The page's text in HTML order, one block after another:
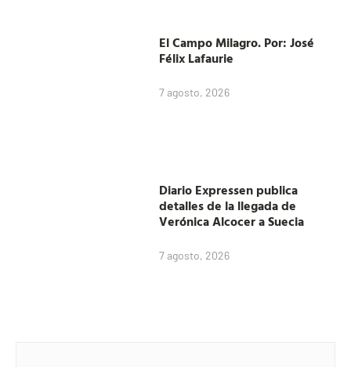
El Campo Milagro. Por: José
Félix Lafaurie
7 agosto, 2026
Diario Expressen publica
detalles de la llegada de
Verónica Alcocer a Suecia
7 agosto, 2026